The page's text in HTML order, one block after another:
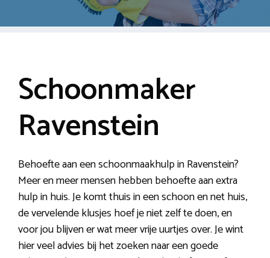
Schoonmaker
Ravenstein
Behoefte aan een schoonmaakhulp in Ravenstein?
Meer en meer mensen hebben behoefte aan extra
hulp in huis. Je komt thuis in een schoon en net huis,
de vervelende klusjes hoef je niet zelf te doen, en
voor jou blijven er wat meer vrije uurtjes over. Je wint
hier veel advies bij het zoeken naar een goede